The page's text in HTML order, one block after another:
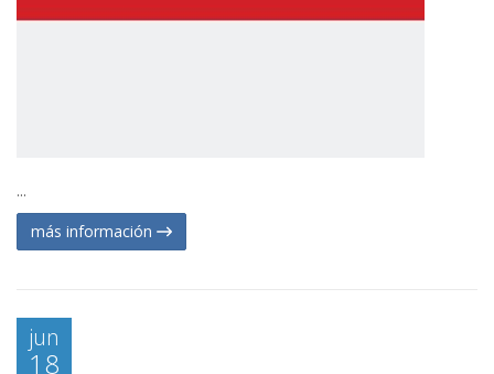
...
más información
jun
18